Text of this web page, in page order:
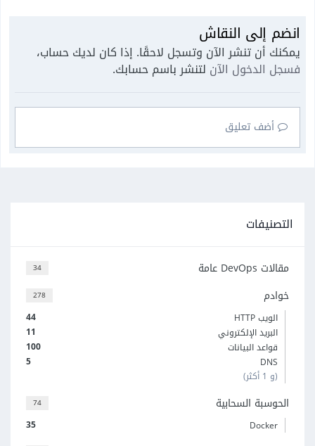
انضم إلى النقاش
يمكنك أن تنشر الآن وتسجل لاحقًا. إذا كان لديك حساب،
فسجل الدخول الآن لتنشر باسم حسابك.
أضف تعليق
التصنيفات
34 مقالات DevOps عامة
278 خوادم
44
الويب HTTP
11
البريد الإلكتروني
100
قواعد البيانات
5
DNS
(و 1 أكثر)
74 الحوسبة السحابية
35 Docker